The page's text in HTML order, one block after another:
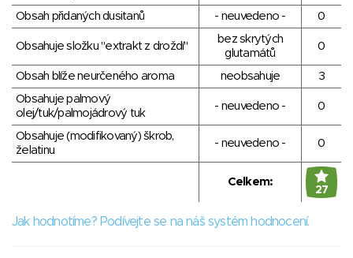
Obsah přidaných dusitanů
- neuvedeno - 0
Obsahuje složku "extrakt z droždí"
bez skrytých
glutamátů
0
Obsah blíže neurčeného aroma neobsahuje
3
Obsahuje palmový
olej/tuk/palmojádrový tuk
- neuvedeno - 0
Obsahuje (modifikovaný) škrob,
želatinu
- neuvedeno - 0
Celkem:
27
Jak hodnotíme? Podívejte se na náš systém hodnocení.